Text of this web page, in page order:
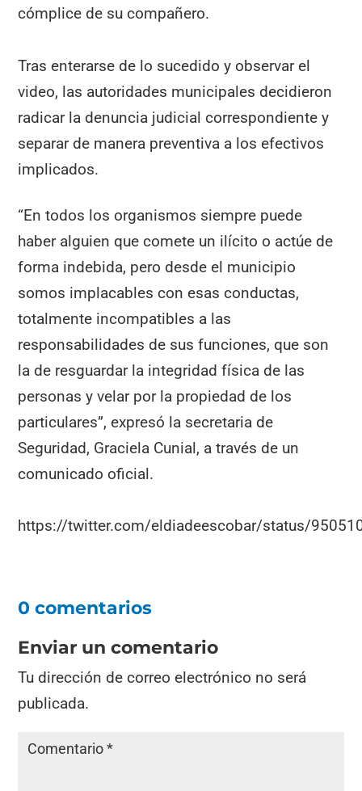
cómplice de su compañero.
Tras enterarse de lo sucedido y observar el
video, las autoridades municipales decidieron
radicar la denuncia judicial correspondiente y
separar de manera preventiva a los efectivos
implicados.
“En todos los organismos siempre puede
haber alguien que comete un ilícito o actúe de
forma indebida, pero desde el municipio
somos implacables con esas conductas,
totalmente incompatibles a las
responsabilidades de sus funciones, que son
la de resguardar la integridad física de las
personas y velar por la propiedad de los
particulares”, expresó la secretaria de
Seguridad, Graciela Cunial, a través de un
comunicado oficial.
https://twitter.com/eldiadeescobar/status/
0 comentarios
Enviar un comentario
Tu dirección de correo electrónico no será
publicada.